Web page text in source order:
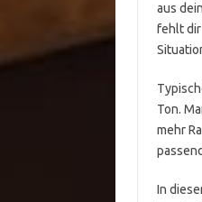
aus
fehlt dir
Ton.
mehr
In